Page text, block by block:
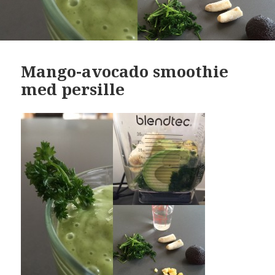
Mango-avocado smoothie
med persille